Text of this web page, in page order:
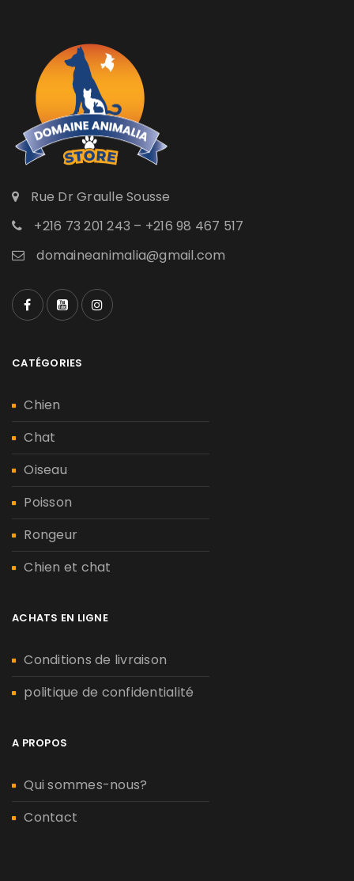
Rue Dr Graulle Sousse
+216 73 201 243 – +216 98 467 517
domaineanimalia@gmail.com
CATÉGORIES
Chien
Chat
Oiseau
Poisson
Rongeur
Chien et chat
ACHATS EN LIGNE
Conditions de livraison
politique de confidentialité
A PROPOS
Qui sommes-nous?
Contact